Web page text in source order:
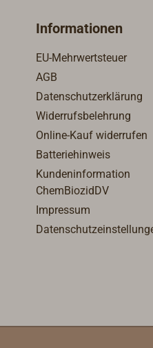
rohölbasierten
Informationen
EU-Mehrwertsteuer
AGB
Datenschutzerklärung
Widerrufsbelehrung
Online-Kauf widerrufen
Batteriehinweis
Kundeninformation
ChemBiozidDV
Impressum